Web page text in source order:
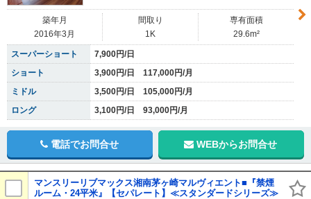
築年月
2016年3月
間取り
1K
専有面積
29.6m²
スーパーショート
7,900円/日
ショート
3,900円/日 117,000円/月
ミドル
3,500円/日 105,000円/月
ロング
3,100円/日 93,000円/月
電話でお問合せ WEBからお問合せ
マンスリーリブマックス湘南茅ヶ崎マルヴィエント■『禁煙
ルーム・24平米』【セパレート】≪スタンダードシリーズ≫